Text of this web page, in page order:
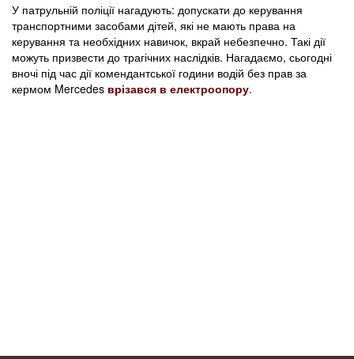
У патрульній поліції нагадують: допускати до керування
транспортними засобами дітей, які не мають права на
керування та необхідних навичок, вкрай небезпечно. Такі дії
можуть призвести до трагічних наслідків. Нагадаємо, сьогодні
вночі під час дії комендантської години водій без прав за
кермом Mercedes врізався в електроопору.